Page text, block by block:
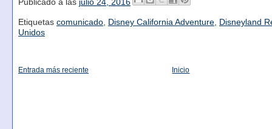
Publicado a las julio 24, 2016
Etiquetas comunicado, Disney California Adventure, Disneyland
Unidos
Entrada más reciente Inicio